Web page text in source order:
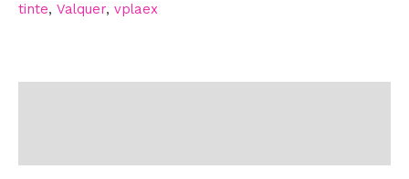
tinte, Valquer, vplaex